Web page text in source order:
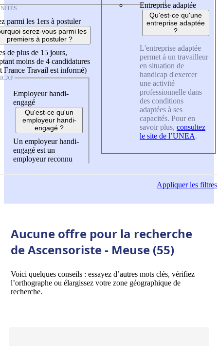
parmi les 1ers à postuler
serez-vous parmi les
premiers à postuler ?
de plus de 15 jours,
moins de 4 candidatures
France Travail est informé)
Employeur handi-
engagé
Qu'est-ce qu'un
employeur handi-
engagé ?
Un employeur handi-
engagé est un
employeur reconnu
Entreprise adaptée
Qu'est-ce qu'une
entreprise adaptée
?
L'entreprise adaptée
permet à un travailleur
en situation de
handicap d'exercer
une activité
professionnelle dans
des conditions
adaptées à ses
capacités. Pour en
savoir plus, consultez
le site de l’UNEA.
Appliquerles filtres
Aucune offre pour la recherche
de Ascensoriste - Meuse (55)
Voici quelques conseils : essayez d’autres mots clés, vérifiez
l’orthographe ou élargissez votre zone géographique de
recherche.